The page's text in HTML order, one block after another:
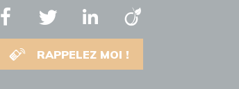
RAPPELEZ MOI !